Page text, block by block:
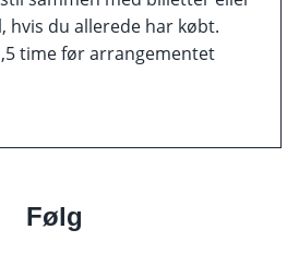
hvis du allerede har købt.
time før arrangementet
Følg